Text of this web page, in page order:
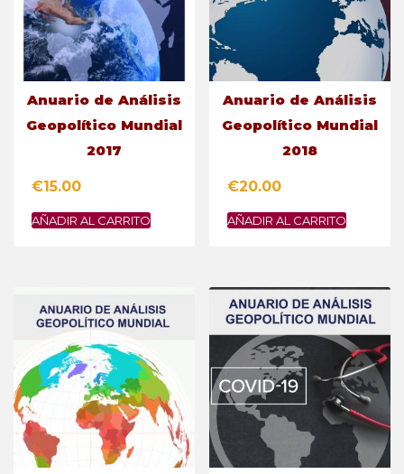
Anuario de Análisis
Geopolítico Mundial
2017
€15.00
AÑADIR AL CARRITO
Anuario de Análisis
Geopolítico Mundial
2018
€20.00
AÑADIR AL CARRITO